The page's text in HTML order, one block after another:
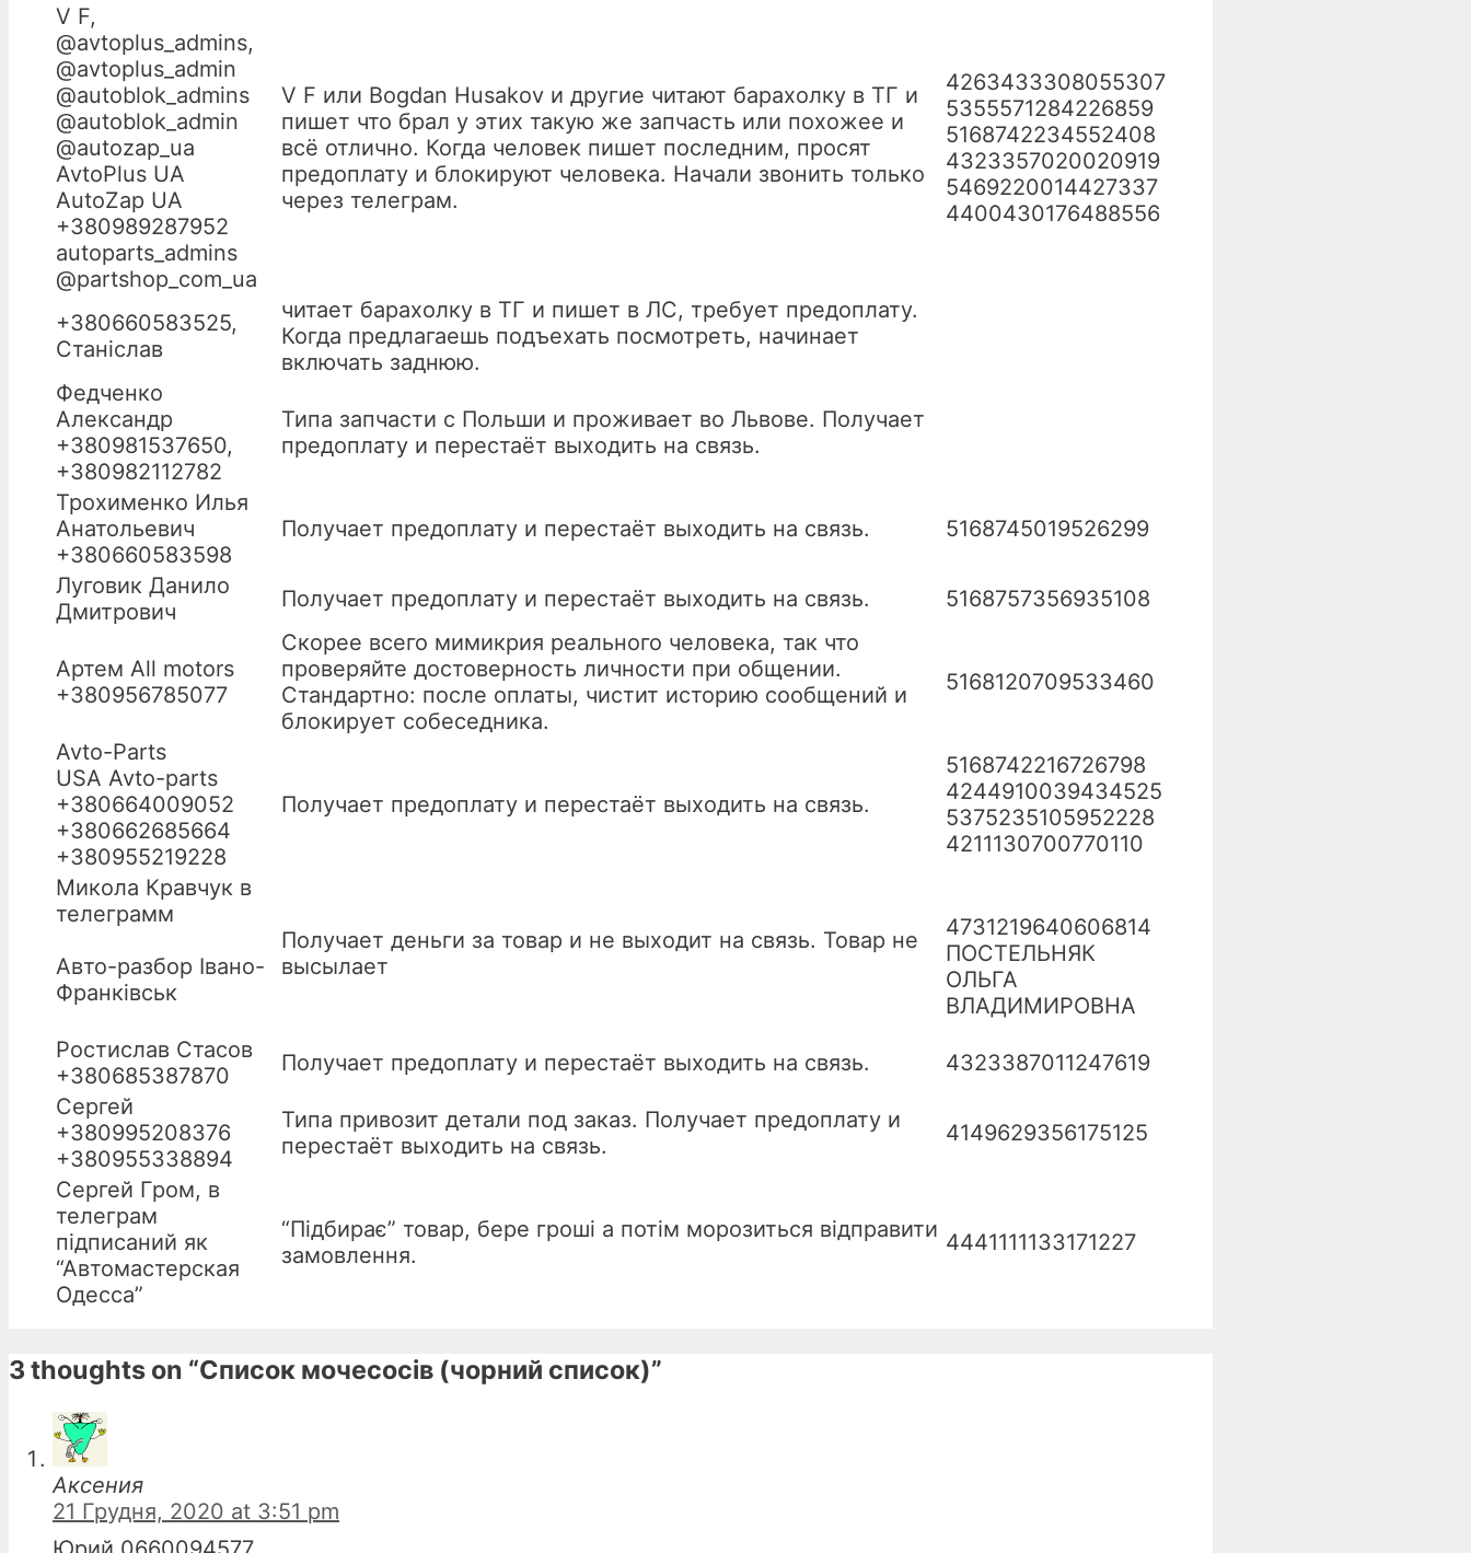
V F,
@avtoplus_admins,
@avtoplus_admin
@autoblok_admins
@autoblok_admin
@autozap_ua
AvtoPlus UA
AutoZap UA
+380989287952
autoparts_admins
@partshop_com_ua
V F или Bogdan Husakov и другие читают барахолку в ТГ и
пишет что брал у этих такую же запчасть или похожее и
всё отлично. Когда человек пишет последним, просят
предоплату и блокируют человека. Начали звонить только
через телеграм.
4263433308055307
5355571284226859
5168742234552408
4323357020020919
5469220014427337
4400430176488556
+380660583525,
Станіслав
читает барахолку в ТГ и пишет в ЛС, требует предоплату.
Когда предлагаешь подъехать посмотреть, начинает
включать заднюю.
Федченко
Александр
+380981537650,
+380982112782
Типа запчасти с Польши и проживает во Львове. Получает
предоплату и перестаёт выходить на связь.
Трохименко Илья
Анатольевич
+380660583598
Получает предоплату и перестаёт выходить на связь. 5168745019526299
Луговик Данило
Дмитрович
Получает предоплату и перестаёт выходить на связь. 5168757356935108
Артем All motors
+380956785077
Скорее всего мимикрия реального человека, так что
проверяйте достоверность личности при общении.
Стандартно: после оплаты, чистит историю сообщений и
блокирует собеседника.
5168120709533460
Avto-Parts
USA Avto-parts
+380664009052
+380662685664
+380955219228
Получает предоплату и перестаёт выходить на связь.
5168742216726798
4244910039434525
5375235105952228
4211130700770110
Микола Кравчук в
телеграмм
Авто-разбор Івано-
Франківськ
Получает деньги за товар и не выходит на связь. Товар не
высылает
4731219640606814
ПОСТЕЛЬНЯК
ОЛЬГА
ВЛАДИМИРОВНА
Ростислав Стасов
+380685387870
Получает предоплату и перестаёт выходить на связь.
4323387011247619
Сергей
+380995208376
+380955338894
Типа привозит детали под заказ. Получает предоплату и
перестаёт выходить на связь.
4149629356175125
Сергей Гром, в
телеграм
підписаний як
“Автомастерская
Одесса”
“Підбирає” товар, бере гроші а потім морозиться відправити
замовлення.
4441111133171227
3 thoughts on “Список мочесосів (чорний список)”
Аксения
21 Грудня, 2020 at 3:51 pm